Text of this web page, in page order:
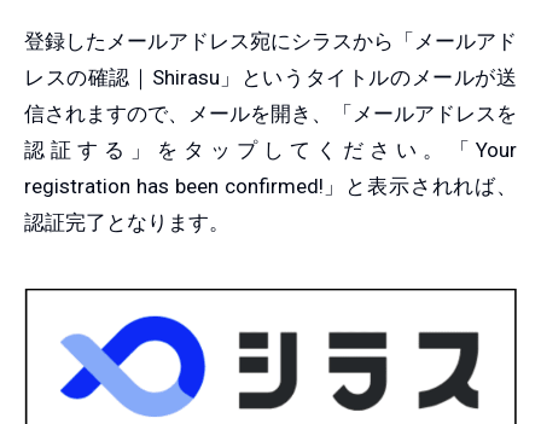
登録したメールアドレス宛にシラスから「メールアド
レスの確認｜Shirasu」というタイトルのメールが送
信されますので、メールを開き、「メールアドレスを
認証する」をタップしてください。「Your
registration has been confirmed!」と表示されれば、
認証完了となります。